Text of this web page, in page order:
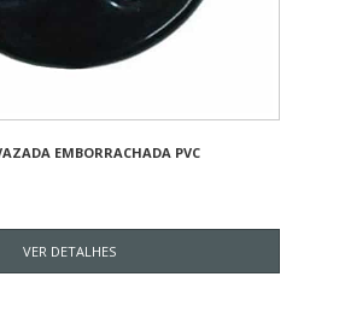
EMBORRACHADA PVC
VER DETALHES